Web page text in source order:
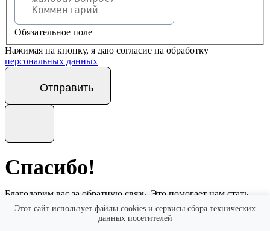
Обязательное поле
Нажимая на кнопку, я даю согласие на обработку
персональных данных
Отправить
Спасибо!
Благодарим вас за обратную связь. Это помогает нам стать
еще лучше.
Мы обязательно рассмотрим ваше обращение и, в случае
Этот сайт использует файлы cookies и сервисы сбора технических
данных посетителей